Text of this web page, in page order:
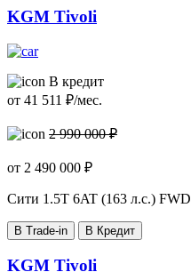
KGM Tivoli
В кредит
от 41 511 ₽/мес.
2 990 000 ₽
от 2 490 000 ₽
Сити 1.5T 6AT (163 л.с.) FWD
В Trade-in В Кредит
KGM Tivoli